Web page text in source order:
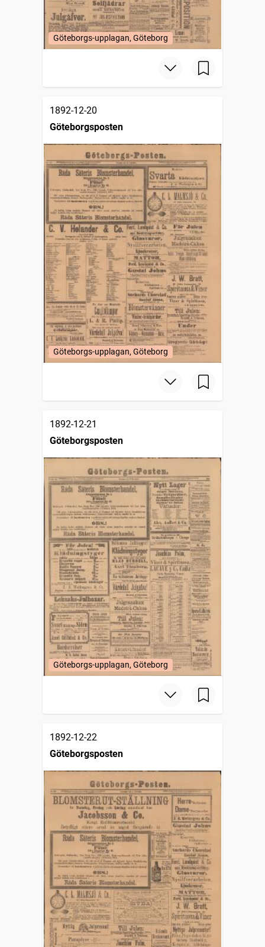
Göteborgs-upplagan, Göteborg
1892-12-20
Göteborgsposten
Göteborgs-upplagan, Göteborg
1892-12-21
Göteborgsposten
Göteborgs-upplagan, Göteborg
1892-12-22
Göteborgsposten